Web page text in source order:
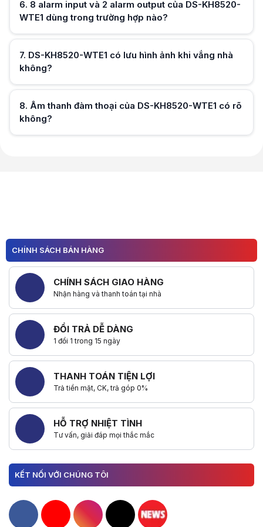
6. 8 alarm input và 2 alarm output của DS-KH8520-
WTE1 dùng trong trường hợp nào?
Hữu ích (0)
7. DS-KH8520-WTE1 có lưu hình ảnh khi vắng nhà
không?
8. Âm thanh đàm thoại của DS-KH8520-WTE1 có rõ
không?
CHÍNH SÁCH BÁN HÀNG
CHÍNH SÁCH GIAO HÀNG
Nhận hàng và thanh toán tại nhà
ĐỔI TRẢ DỄ DÀNG
1 đổi 1 trong 15 ngày
THANH TOÁN TIỆN LỢI
Trả tiền mặt, CK, trả góp 0%
HỖ TRỢ NHIỆT TÌNH
Tư vấn, giải đáp mọi thắc mắc
KẾT NỐI VỚI CHÚNG TÔI
Hacom Facebook
Hacom YouTube
Hacom Instagram
Hacom TikTok